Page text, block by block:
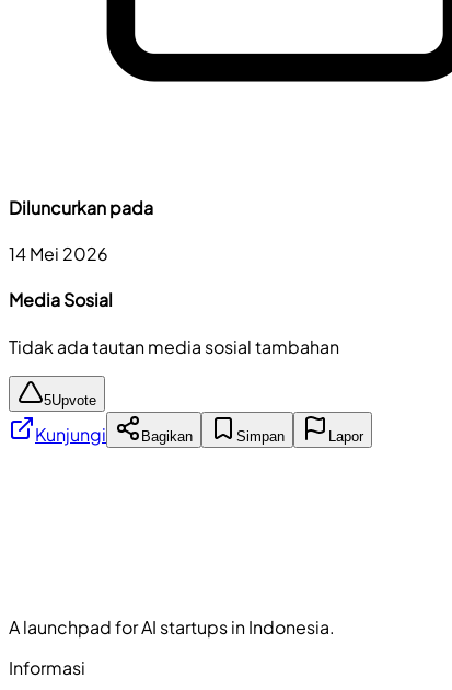
Diluncurkan pada
14 Mei 2026
Media Sosial
Tidak ada tautan media sosial tambahan
5Upvote
Kunjungi Bagikan Simpan Lapor
A launchpad for AI startups in Indonesia.
Informasi